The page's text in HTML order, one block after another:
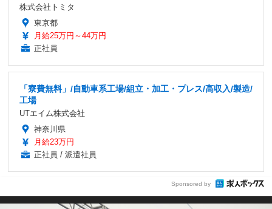
株式会社トミタ
東京都
月給25万円～44万円
正社員
「寮費無料」/自動車系工場/組立・加工・プレス/高収入/製造/
工場
UTエイム株式会社
神奈川県
月給23万円
正社員 / 派遣社員
Sponsored by